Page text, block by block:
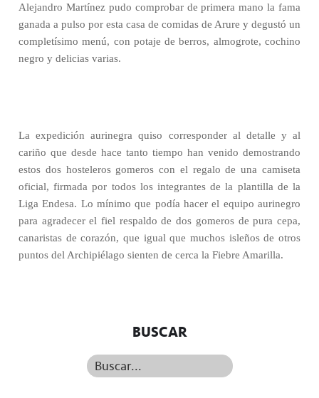
Alejandro Martínez pudo comprobar de primera mano la fama
ganada a pulso por esta casa de comidas de Arure y degustó un
completísimo menú, con potaje de berros, almogrote, cochino
negro y delicias varias.
La expedición aurinegra quiso corresponder al detalle y al
cariño que desde hace tanto tiempo han venido demostrando
estos dos hosteleros gomeros con el regalo de una camiseta
oficial, firmada por todos los integrantes de la plantilla de la
Liga Endesa. Lo mínimo que podía hacer el equipo aurinegro
para agradecer el fiel respaldo de dos gomeros de pura cepa,
canaristas de corazón, que igual que muchos isleños de otros
puntos del Archipiélago sienten de cerca la Fiebre Amarilla.
BUSCAR
Buscar...